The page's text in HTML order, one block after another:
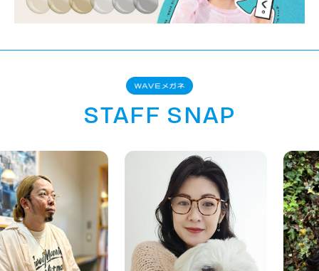
STAFF SNAP